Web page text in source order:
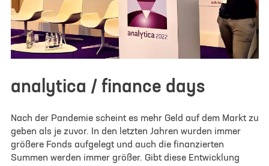
analytica / finance days
Nach der Pandemie scheint es mehr Geld auf dem Markt zu
geben als je zuvor. In den letzten Jahren wurden immer
größere Fonds aufgelegt und auch die finanzierten
Summen werden immer größer. Gibt diese Entwicklung